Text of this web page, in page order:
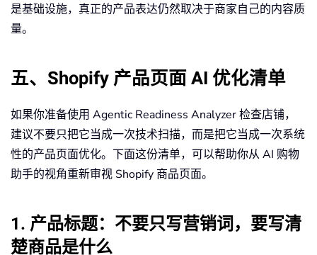
是基础设施，真正的产品表达仍然取决于商家自己的内容质
量。
五、Shopify 产品页面 AI 优化清单
如果你准备使用 Agentic Readiness Analyzer 检查店铺，
建议不要只把它当成一次技术扫描，而是把它当成一次系统
性的产品页面优化。下面这份清单，可以帮助你从 AI 购物
助手的视角重新审视 Shopify 商品页面。
1. 产品标题：不要只写营销词，要写清
楚商品是什么